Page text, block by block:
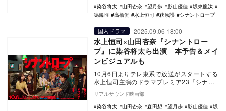
染谷将太 山田杏奈 望月歩 影山優佳
坂東龍汰
鳴海唯
高橋侃 水上恒司 萩原護 シナントロープ
国内ドラマ 2025.09.06 18:00
水上恒司×山田杏奈『シナントロー
プ』に染谷将太ら出演 本予告＆メイ
ンビジュアルも
10月6日よりテレ東系で放送がスタートする
水上恒司主演のドラマプレミア23『シナン
トロープ』の本予告とメインビジュアルが
公開され…
リアルサウンド映画部
染谷将太
山田杏奈 森田想 望月歩 影山優佳
坂